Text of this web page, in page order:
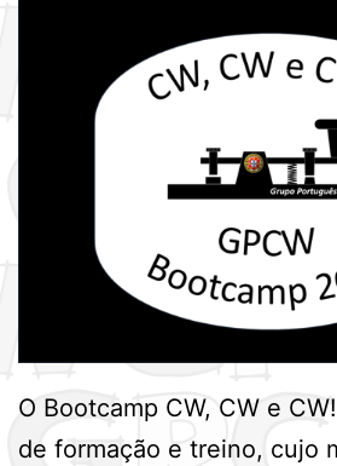
O Bootcamp CW, CW e
de formação e treino, cujo